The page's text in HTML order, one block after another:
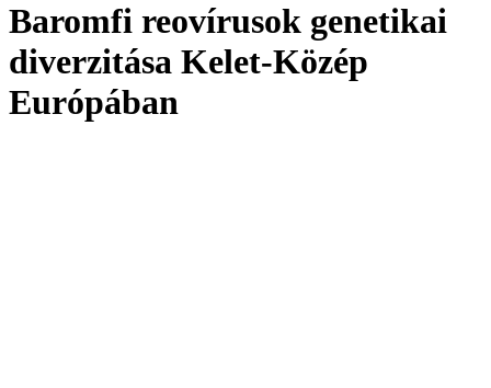
Baromfi reovírusok genetikai
diverzitása Kelet-Közép
Európában